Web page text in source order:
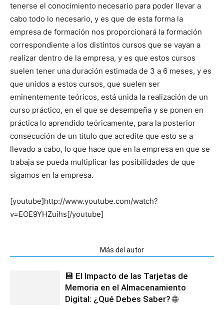
tenerse el conocimiento necesario para poder llevar a
cabo todo lo necesario, y es que de esta forma la
empresa de formación nos proporcionará la formación
correspondiente a los distintos cursos que se vayan a
realizar dentro de la empresa, y es que estos cursos
suelen tener una duración estimada de 3 a 6 meses, y es
que unidos a estos cursos, que suelen ser
eminentemente teóricos, está unida la realización de un
curso práctico, en el que se desempeña y se ponen en
práctica lo aprendido teóricamente, para la posterior
consecución de un título que acredite que esto se a
llevado a cabo, lo que hace que en la empresa en que se
trabaja se pueda multiplicar las posibilidades de que
sigamos en la empresa.
[youtube]http://www.youtube.com/watch?
v=EOE9YHZuihs[/youtube]
Más del autor
💾 El Impacto de las Tarjetas de
Memoria en el Almacenamiento
Digital: ¿Qué Debes Saber? 🌐